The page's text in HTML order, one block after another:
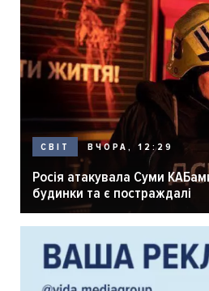
СВІТ ВЧОРА, 12:29
Росія атакувала Суми
будинки та є постраждалі